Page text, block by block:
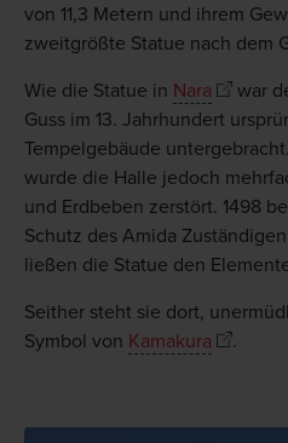
von 11,3 Metern und ihrem
zweitgrößte Statue nach dem
Wie die Statue in Nara
war
Guss im 13. Jahrhundert
Tempelgebäude
wurde die Halle jedoch
und Erdbeben zerstört. 1498
Schutz des Amida
ließen die Statue den
Seither steht sie dort,
Symbol von Kamakura .